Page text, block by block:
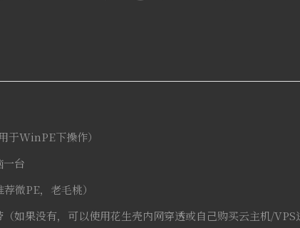
于WinPE下操作）
台
微PE，老毛桃）
如果没有，可以使用花生壳内网穿透或自己购买云主机/VPS